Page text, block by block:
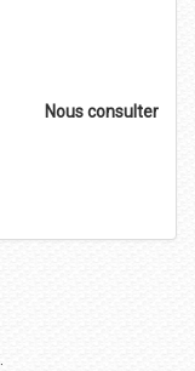
Nous consulter